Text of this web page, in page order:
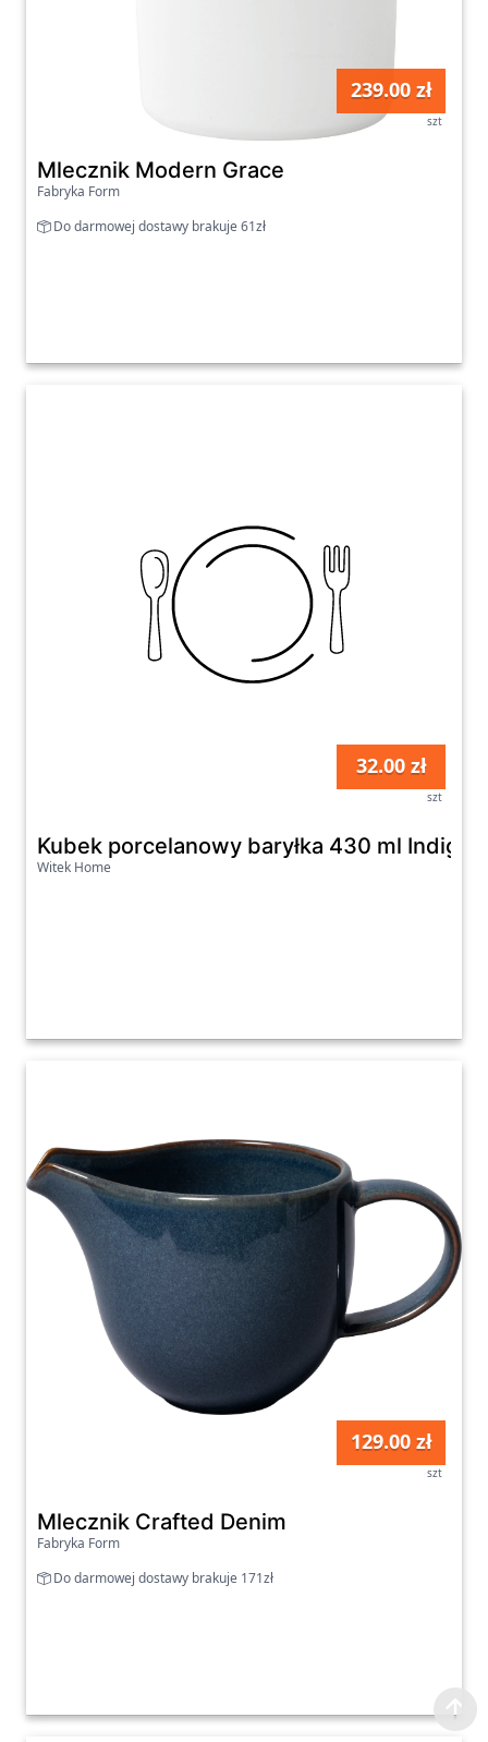
239.00 zł
szt
Mlecznik Modern Grace
Fabryka Form
Do darmowej dostawy brakuje 61zł
32.00 zł
szt
Kubek porcelanowy baryłka 430 ml Indigo
Witek Home
129.00 zł
szt
Mlecznik Crafted Denim
Fabryka Form
Do darmowej dostawy brakuje 171zł